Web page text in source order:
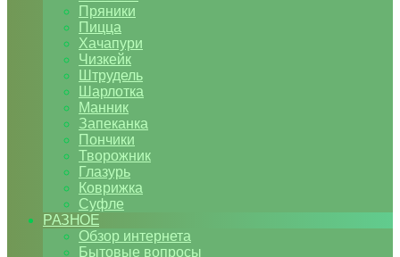
Пряники
Пицца
Хачапури
Чизкейк
Штрудель
Шарлотка
Манник
Запеканка
Пончики
Творожник
Глазурь
Коврижка
Суфле
РАЗНОЕ
Обзор интернета
Бытовые вопросы